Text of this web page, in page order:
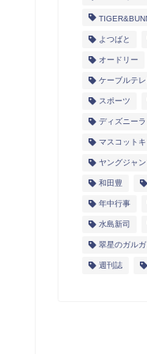
よつばと
オードリー
ケーブルテ
スポーツ
ディズニーラ
マスコット
ヤングジャ
和田豊
年中行事
水島新司
翠星のガル
週刊誌